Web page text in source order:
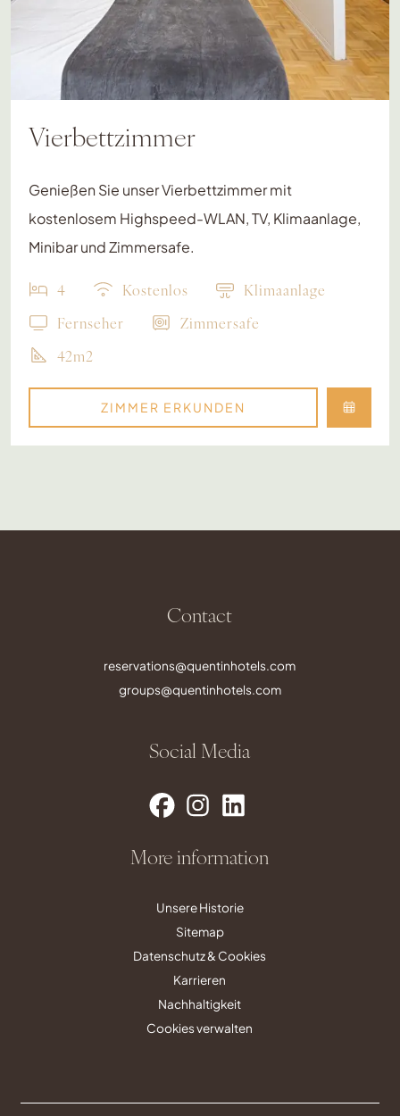
Vierbettzimmer
Genießen Sie unser Vierbettzimmer mit
kostenlosem Highspeed-WLAN, TV, Klimaanlage,
Minibar und Zimmersafe.
4 Kostenlos
Klimaanlage
Fernseher
Zimmersafe
42m2
ZIMMER ERKUNDEN
Contact
reservations@quentinhotels.com
groups@quentinhotels.com
Social Media
More information
Unsere Historie
Sitemap
Datenschutz & Cookies
Karrieren
Nachhaltigkeit
Cookies verwalten